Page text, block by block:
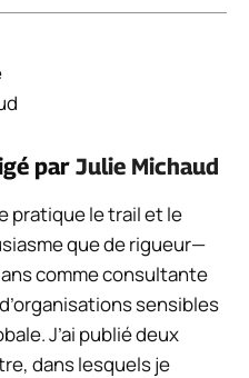
par Julie Michaud
pratique le trail et le
que de rigueur—
comme consultante
sensibles
J’ai publié deux
dans lesquels je